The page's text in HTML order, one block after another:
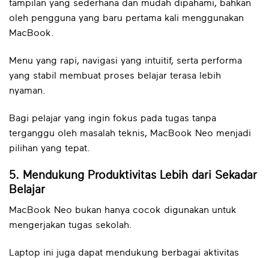
tampilan yang sederhana dan mudah dipahami, bahkan
oleh pengguna yang baru pertama kali menggunakan
MacBook.
Menu yang rapi, navigasi yang intuitif, serta performa
yang stabil membuat proses belajar terasa lebih
nyaman.
Bagi pelajar yang ingin fokus pada tugas tanpa
terganggu oleh masalah teknis, MacBook Neo menjadi
pilihan yang tepat.
5. Mendukung Produktivitas Lebih dari Sekadar
Belajar
MacBook Neo bukan hanya cocok digunakan untuk
mengerjakan tugas sekolah.
Laptop ini juga dapat mendukung berbagai aktivitas